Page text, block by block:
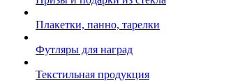
Плакетки, панно, тарелки
Футляры для наград
Текстильная продукция